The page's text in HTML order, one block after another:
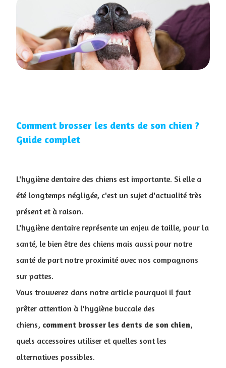
Comment brosser les dents de son chien ?
Guide complet
L'hygiène dentaire des chiens est importante. Si elle a
été longtemps négligée, c'est un sujet d'actualité très
présent et à raison.
L'hygiène dentaire représente un enjeu de taille, pour la
santé, le bien être des chiens mais aussi pour notre
santé de part notre proximité avec nos compagnons
sur pattes.
Vous trouverez dans notre article pourquoi il faut
prêter attention à l'hygiène buccale des
chiens, comment brosser les dents de son chien,
quels accessoires utiliser et quelles sont les
alternatives possibles.